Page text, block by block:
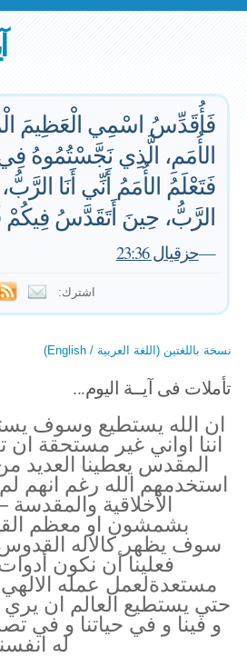
فَأُقَدِّسُ اسْمِي الْعَظِيمَ
الأُمَمِ، الَّذِي نَجَّسْتُمُوهُ
فَتَعْلَمُ الأُمَمُ أَنِّي أَنَا
الرَّبُّ، حِينَ أَتَقَدَّسُ فِيكُمْ
—حزقيال 23:36
اشترك:
نسخة باللغتين (اللغة العربية / English)
تأملات فى آيــة اليوم...
ان الله يستطيع وسوف
اننا اواني غير مستحقة
المقدس يعطينا العديد
استخدمهم الله رغم انهم لم
الأخلاقية
بشمشون او معظم
سوف يظهر كالاله القدوس
فعلينا أن نكون
مستعدةلعمل عمله الالهي
حتي يستطيع العالم ان يري
و فينا و في حياتنا و في
له